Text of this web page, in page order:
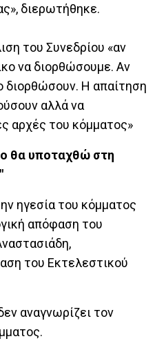
διερωτήθηκε.
του Συνεδρίου «αν
να διορθώσουμε. Αν
διορθώσουν. Η απαίτηση
αλλά να
αρχές του κόμματος»
θα υποταχθώ στη
ηγεσία του κόμματος
απόφαση του
του Εκτελεστικού
αναγνωρίζει τον